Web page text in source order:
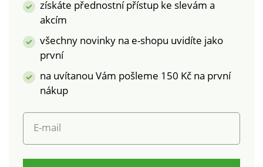
získáte přednostní přístup ke slevám a
akcím
všechny novinky na e-shopu uvidíte jako
první
na uvítanou Vám pošleme 150 Kč na první
nákup
E-mail